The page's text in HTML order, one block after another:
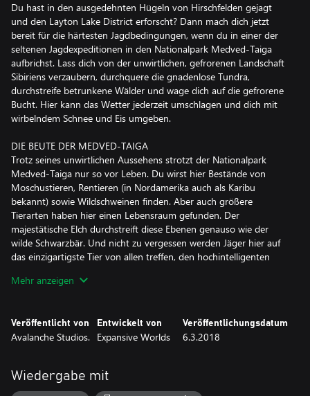
Du hast in den ausgedehnten Hügeln von Hirschfelden gejagt
und den Layton Lake District erforscht? Dann mach dich jetzt
bereit für die härtesten Jagdbedingungen, wenn du in einer der
seltenen Jagdexpeditionen in den Nationalpark Medved-Taiga
aufbrichst. Lass dich von der unwirtlichen, gefrorenen Landschaft
Sibiriens verzaubern, durchquere die gnadenlose Tundra,
durchstreife betrunkene Wälder und wage dich auf die gefrorene
Bucht. Hier kann das Wetter jederzeit umschlagen und dich mit
wirbelndem Schnee und Eis umgeben.
DIE BEUTE DER MEDVED-TAIGA
Trotz seines unwirtlichen Aussehens strotzt der Nationalpark
Medved-Taiga nur so vor Leben. Du wirst hier Bestände von
Moschustieren, Rentieren (in Nordamerika auch als Karibu
bekannt) sowie Wildschweinen finden. Aber auch größere
Tierarten haben hier einen Lebensraum gefunden. Der
majestätische Elch durchstreift diese Ebenen genauso wie der
wilde Schwarzbär. Und nicht zu vergessen werden Jäger hier auf
das einzigartigste Tier von allen treffen, den hochintelligenten
Quadratkilometer und ist damit genauso eindrucksvoll wie
Hirschfelden und der Layton Lake District. Dort findest du eine
und zahllosen einzigartigen Aussichten.
Du übernimmst die Rolle eines Überlebensexperten und Jägers,
Mehr anzeigen
Veröffentlicht von
Avalanche Studios.
Entwickelt von
Expansive Worlds
Veröffentlichungsdatum
6.3.2018
Wiedergabe mit